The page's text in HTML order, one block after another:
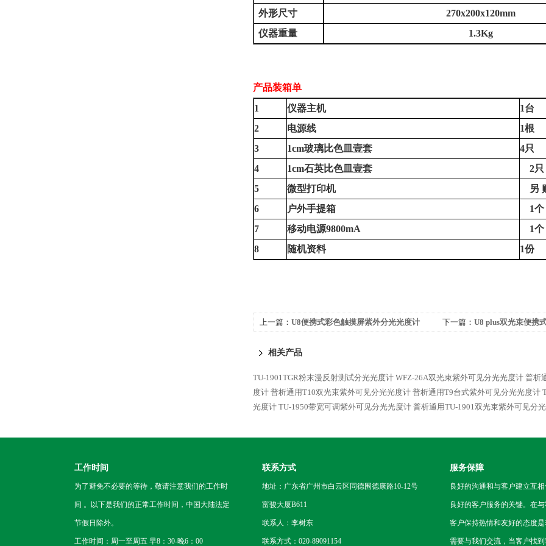
外形尺寸
270x200x120mm
仪器重量
1.3Kg
产品装箱单
1
仪器主机
1台
2
电源线
1根
3
1cm玻璃比色皿壹套
4只
4
1cm石英比色皿壹套
2只
5
微型打印机 另
6
户外手提箱
1个
7
移动电源9800mA
1个
8
随机资料 1份
上一篇： U8便携式彩色触摸屏紫外分光光度计 下一篇： U8 plus双光束便携
相关产品
TU-1901TGR粉末漫反射测试分光光度计 WFZ-26A双光束紫外可见分光光度计 普析
度计 普析通用T10双光束紫外可见分光光度计 普析通用T9台式紫外可见分光光度计
光度计 TU-1950带宽可调紫外可见分光光度计 普析通用TU-1901双光束紫外可见分
工作时间
为了避免不必要的等待，敬请注意我们的工作时
间 。以下是我们的正常工作时间，中国大陆法定
节假日除外。
工作时间：周一至周五 早8：30-晚6：00
联系方式
地址：广东省广州市白云区同德围德康路10-12号
富骏大厦B611
联系人：李树东
联系方式：020-89091154
服务保障
良好的沟通和与客户建立互
良好的客户服务的关键。在
客户保持热情和友好的态度
需要与我们交流，当客户找